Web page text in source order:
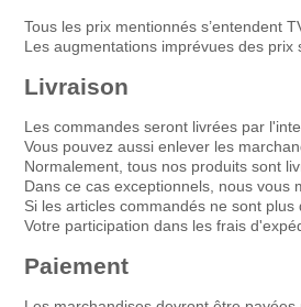
Tous les prix mentionnés s’entendent
Les augmentations imprévues des prix
Livraison
Les commandes seront livrées par
Vous pouvez aussi enlever les
Normalement, tous nos produits sont
Dans ce cas exceptionnels, nous vous
Si les articles commandés ne sont
Votre participation dans les frais
Paiement